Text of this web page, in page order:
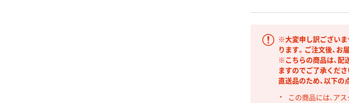
※大変申し訳ございま
ります。ご注文後、お
※こちらの商品は、配
ますのでご了承くださ
直送品のため、以下の
この商品には、ア